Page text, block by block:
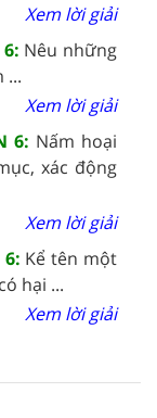
Xem lời giải
Nêu những
...
Xem lời giải
6: Nấm hoại
xác động
Xem lời giải
Kể tên một
hại ...
Xem lời giải